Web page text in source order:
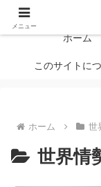
デー
ホーム
このサイトに
ホーム 世
世界情
メニュー